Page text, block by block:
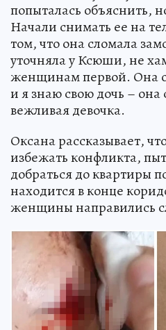
попыталась объяснить,
Начали снимать ее на
том, что она сломала
уточняла у Ксюши, не
женщинам первой. Она
и я знаю свою дочь – она
вежливая девочка.
Оксана рассказывает,
избежать конфликта,
добраться до квартиры
находится в конце
женщины направились